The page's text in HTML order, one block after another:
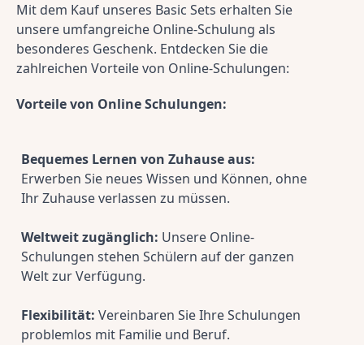
Mit dem Kauf unseres Basic Sets erhalten Sie
unsere umfangreiche Online-Schulung als
besonderes Geschenk. Entdecken Sie die
zahlreichen Vorteile von Online-Schulungen:
Vorteile von Online Schulungen:
Bequemes Lernen von Zuhause aus:
Erwerben Sie neues Wissen und Können, ohne
Ihr Zuhause verlassen zu müssen.
Weltweit zugänglich: Unsere Online-
Schulungen stehen Schülern auf der ganzen
Welt zur Verfügung.
Flexibilität: Vereinbaren Sie Ihre Schulungen
problemlos mit Familie und Beruf.